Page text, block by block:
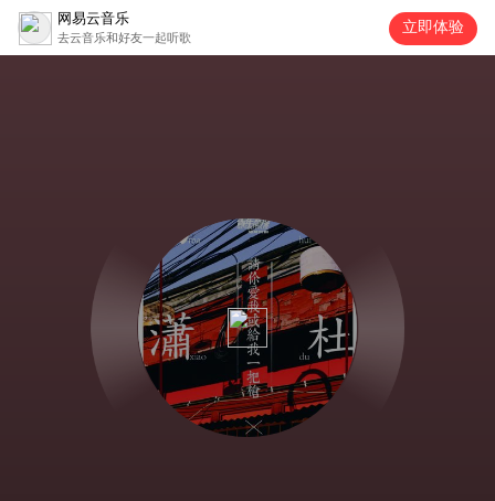
网易云音乐
去云音乐和好友一起听歌
立即体验